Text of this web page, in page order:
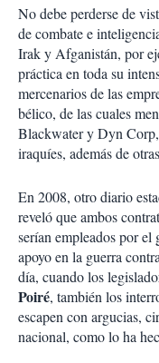
No debe perderse de
de combate e
Irak y Afganistán, por
práctica en toda su
mercenarios de las
bélico, de las cuales
Blackwater y Dyn
iraquíes, además de
En 2008, otro diario
reveló que ambos
serían empleados por el
apoyo en la guerra
día, cuando los
Poiré, también los
escapen con argucias,
nacional, como lo ha